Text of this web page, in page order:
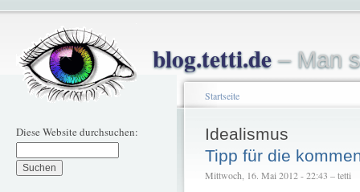
blog.tetti.de– Man
Diese Website durchsuchen:
Startseite
Idealismus
Tipp für die
Mittwoch, 16. Mai 2012 - 22:43 – tetti